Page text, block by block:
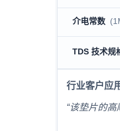
介电常数
TDS 技术规
行业客户应
“该垫片的